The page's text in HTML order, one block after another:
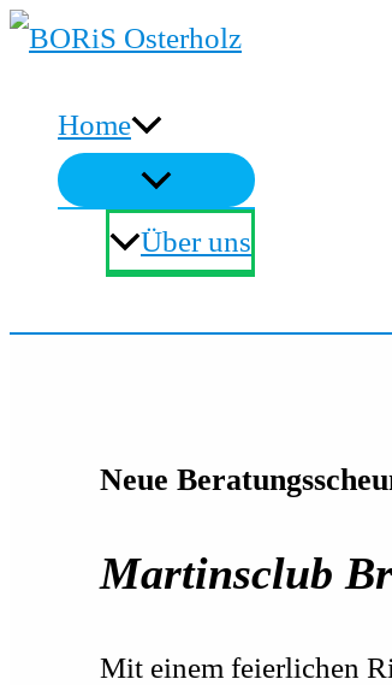
Zum
springen
Home
Über uns
Neue
Martinsclub
Mit einem feierlichen